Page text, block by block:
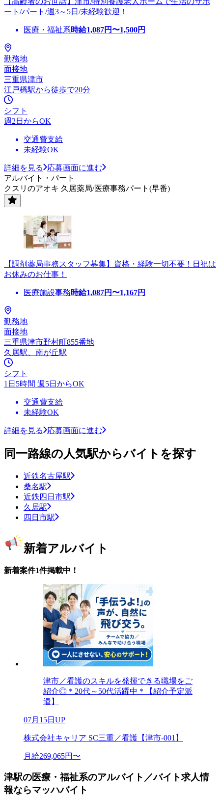
ート/パート/週3～5日/未経験歓迎！
医療・福祉系時給1,087円〜1,500円
勤務地
面接地
三重県津市
江戸橋駅から徒歩で20分
シフト
週2日からOK
交通費支給
未経験OK
詳細を見る
応募画面に進む
アルバイト・パート
クスリのアオキ 久居薬局/医療事務パート(早番)
【調剤薬局事務スタッフ募集】資格・経験一切不要！日祝は
お休みのお仕事！
医療施設事務時給1,087円〜1,167円
勤務地
面接地
三重県津市野村町855番地
久居駅、南が丘駅
シフト
1日5時間 週5日からOK
交通費支給
未経験OK
詳細を見る 応募画面に進む
同一路線の人気駅からバイトを探す
近鉄名古屋駅
桑名駅
近鉄四日市駅
久居駅
四日市駅
新着アルバイト
新着案件1件掲載中！
津市／看護のスキルを発揮できる職場をご
紹介◎＊20代～50代活躍中＊【紹介予定派
遣】
07月15日UP
株式会社キャリア SC三重／看護【津市-001】
月給269,065円〜
津駅の医療・福祉系のアルバイト／バイト求人情
報ならマッハバイト